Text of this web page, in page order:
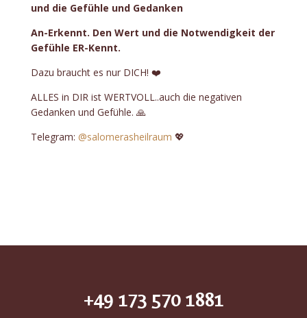
und die Gefühle und Gedanken
An-Erkennt. Den Wert und die Notwendigkeit der
Gefühle ER-Kennt.
Dazu braucht es nur DICH! ❤️
ALLES in DIR ist WERTVOLL..auch die negativen
Gedanken und Gefühle. 🙏
Telegram: @salomerasheilraum 💖
+49 173 570 1881